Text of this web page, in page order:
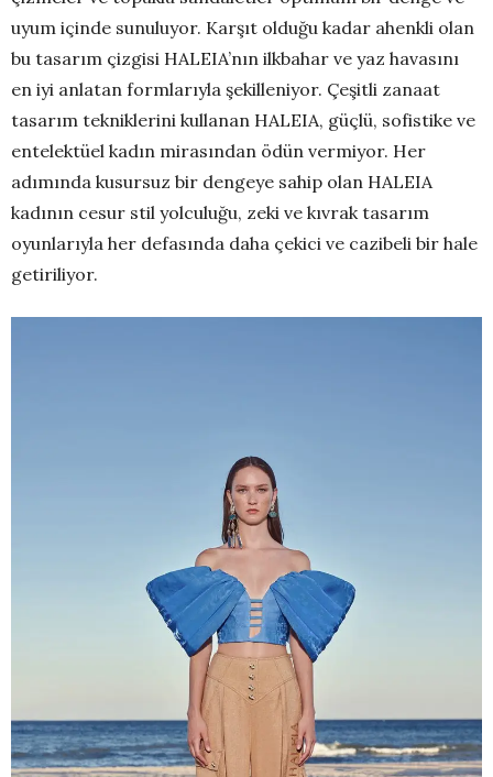
uyum içinde sunuluyor. Karşıt olduğu kadar ahenkli olan
bu tasarım çizgisi HALEIA’nın ilkbahar ve yaz havasını
en iyi anlatan formlarıyla şekilleniyor. Çeşitli zanaat
tasarım tekniklerini kullanan HALEIA, güçlü, sofistike ve
entelektüel kadın mirasından ödün vermiyor. Her
adımında kusursuz bir dengeye sahip olan HALEIA
kadının cesur stil yolculuğu, zeki ve kıvrak tasarım
oyunlarıyla her defasında daha çekici ve cazibeli bir hale
getiriliyor.